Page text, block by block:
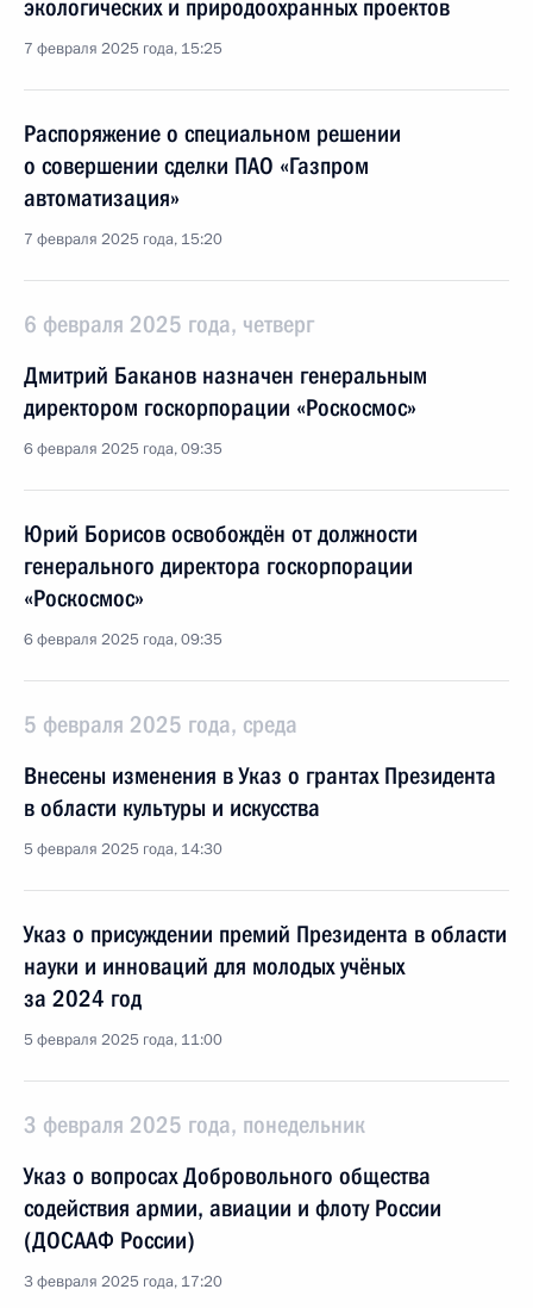
экологических и природоохранных проектов
7 февраля 2025 года, 15:25
Распоряжение о специальном решении
о совершении сделки ПАО «Газпром
автоматизация»
7 февраля 2025 года, 15:20
6 февраля 2025 года, четверг
Дмитрий Баканов назначен генеральным
директором госкорпорации «Роскосмос»
6 февраля 2025 года, 09:35
Юрий Борисов освобождён от должности
генерального директора госкорпорации
«Роскосмос»
6 февраля 2025 года, 09:35
5 февраля 2025 года, среда
Внесены изменения в Указ о грантах Президента
в области культуры и искусства
5 февраля 2025 года, 14:30
Указ о присуждении премий Президента в области
науки и инноваций для молодых учёных
за 2024 год
5 февраля 2025 года, 11:00
3 февраля 2025 года, понедельник
Указ о вопросах Добровольного общества
содействия армии, авиации и флоту России
(ДОСААФ России)
3 февраля 2025 года, 17:20